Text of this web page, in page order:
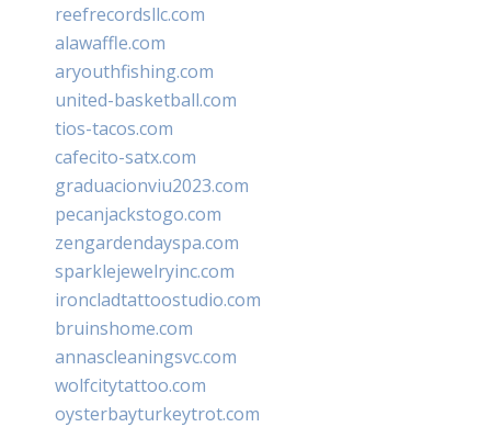
reefrecordsllc.com
alawaffle.com
aryouthfishing.com
united-basketball.com
tios-tacos.com
cafecito-satx.com
graduacionviu2023.com
pecanjackstogo.com
zengardendayspa.com
sparklejewelryinc.com
ironcladtattoostudio.com
bruinshome.com
annascleaningsvc.com
wolfcitytattoo.com
oysterbayturkeytrot.com